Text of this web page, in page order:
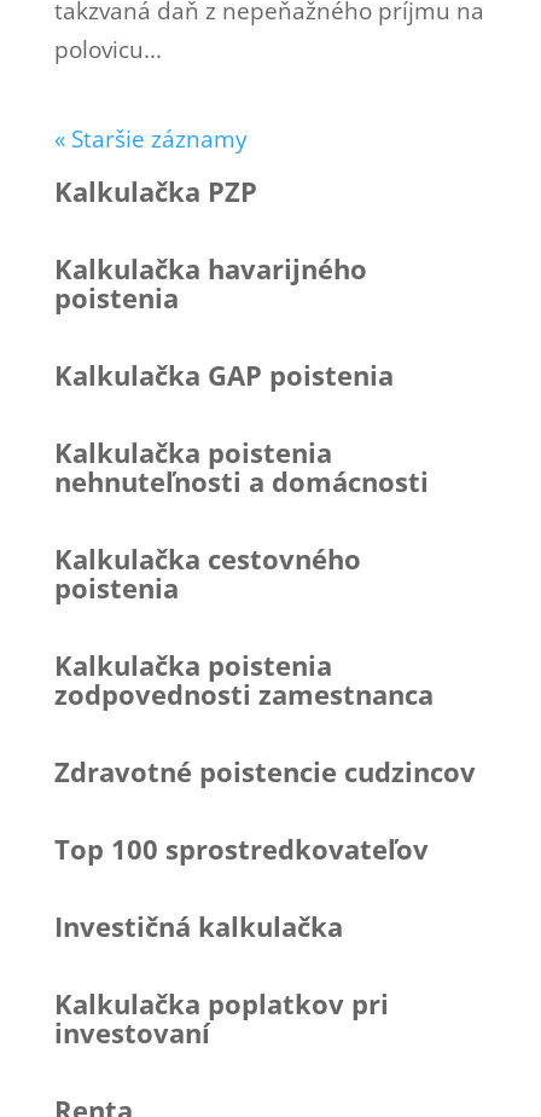
takzvaná daň z nepeňažného príjmu na
polovicu...
« Staršie záznamy
Kalkulačka PZP
Kalkulačka havarijného
poistenia
Kalkulačka GAP poistenia
Kalkulačka poistenia
nehnuteľnosti a domácnosti
Kalkulačka cestovného
poistenia
Kalkulačka poistenia
zodpovednosti zamestnanca
Zdravotné poistencie cudzincov
Top 100 sprostredkovateľov
Investičná kalkulačka
Kalkulačka poplatkov pri
investovaní
Renta